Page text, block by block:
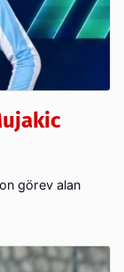
görev alan